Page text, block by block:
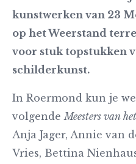
kunstwerken van 23
op het Weerstand
voor stuk topstukken
schilderkunst.
In Roermond kun je
volgendeMeesters van
Anja Jager, Annie van
Vries, Bettina